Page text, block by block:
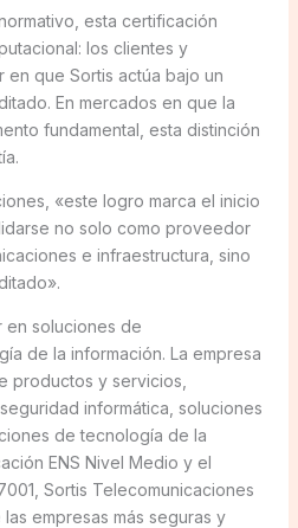
esta certificación
los clientes y
en que Sortis actúa bajo un
En mercados en que la
fundamental, esta distinción
«este logro marca el inicio
no solo como proveedor
e infraestructura, sino
en soluciones de
de la información. La empresa
productos y servicios,
informática, soluciones
de tecnología de la
ENS Nivel Medio y el
Sortis Telecomunicaciones
empresas más seguras y